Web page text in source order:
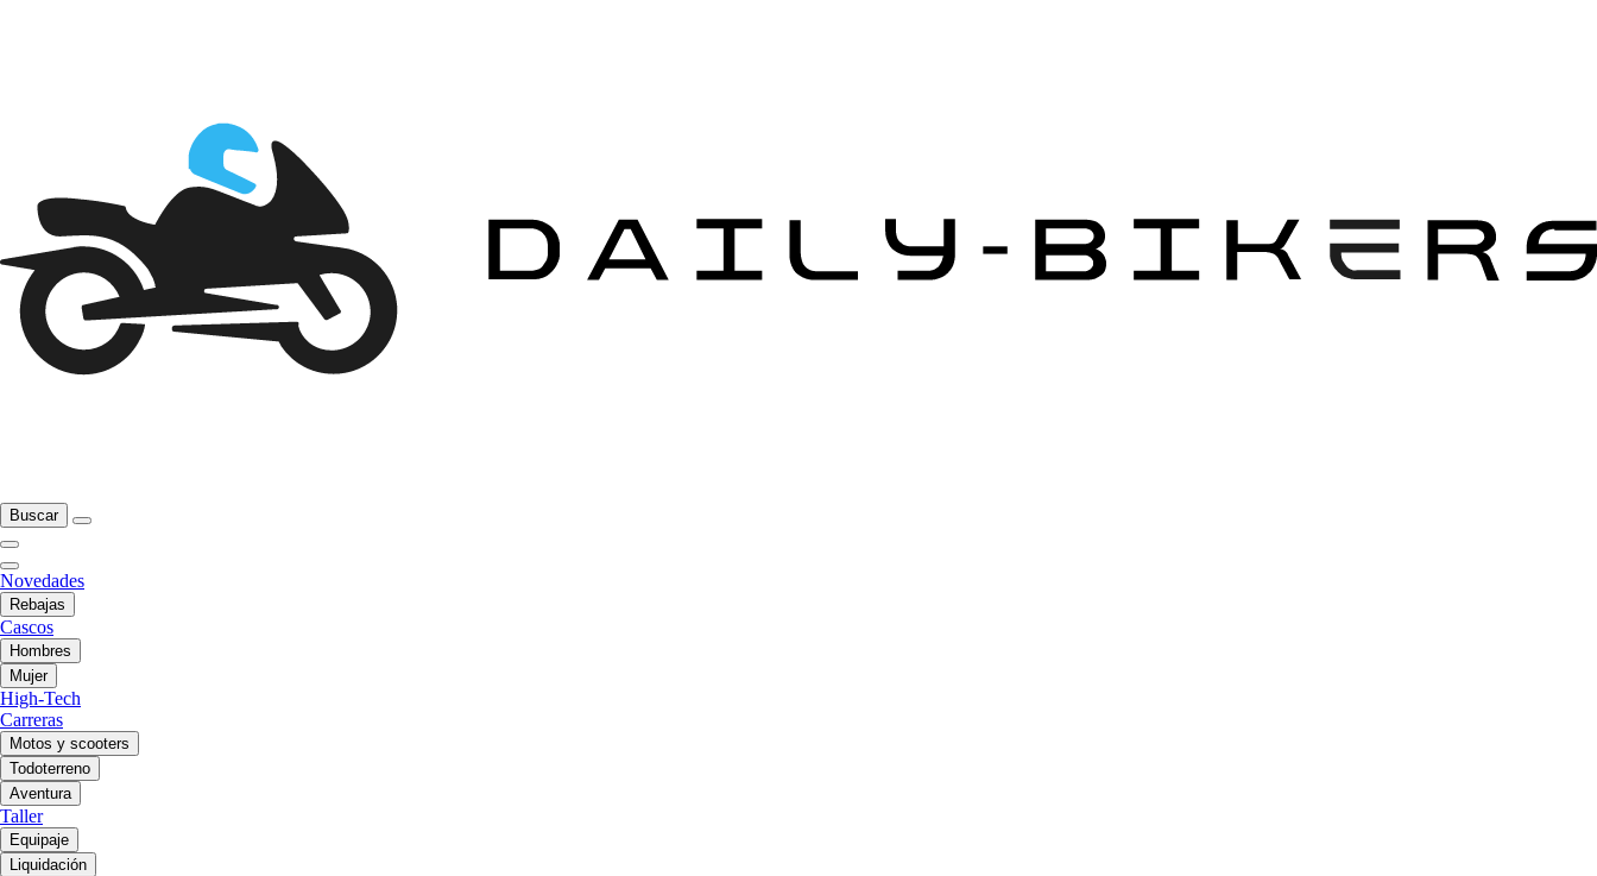
Buscar
Novedades
Rebajas
Cascos
Hombres
Mujer
High-Tech
Carreras
Motos y scooters
Todoterreno
Aventura
Taller
Equipaje
Liquidación